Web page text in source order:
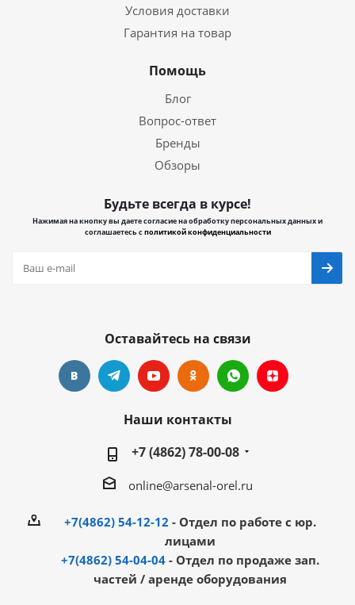
Условия доставки
Гарантия на товар
Помощь
Блог
Вопрос-ответ
Бренды
Обзоры
Будьте всегда в курсе!
Нажимая на кнопку вы даете согласие на обработку персональных данных и
соглашаетесь сполитикой конфиденциальности
Оставайтесь на связи
Наши контакты
+7 (4862) 78-00-08
online@arsenal-orel.ru
+7(4862) 54-12-12 - Отдел по работе с юр.
лицами
+7(4862) 54-04-04 - Отдел по продаже зап.
частей / аренде оборудования